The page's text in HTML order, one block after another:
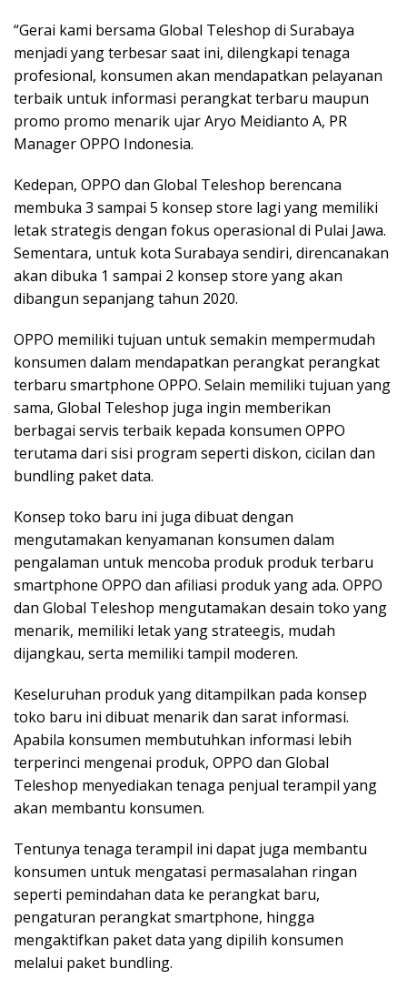
“Gerai kami bersama Global Teleshop di Surabaya
menjadi yang terbesar saat ini, dilengkapi tenaga
profesional, konsumen akan mendapatkan pelayanan
terbaik untuk informasi perangkat terbaru maupun
promo promo menarik ujar Aryo Meidianto A, PR
Manager OPPO Indonesia.
Kedepan, OPPO dan Global Teleshop berencana
membuka 3 sampai 5 konsep store lagi yang memiliki
letak strategis dengan fokus operasional di Pulai Jawa.
Sementara, untuk kota Surabaya sendiri, direncanakan
akan dibuka 1 sampai 2 konsep store yang akan
dibangun sepanjang tahun 2020.
OPPO memiliki tujuan untuk semakin mempermudah
konsumen dalam mendapatkan perangkat perangkat
terbaru smartphone OPPO. Selain memiliki tujuan yang
sama, Global Teleshop juga ingin memberikan
berbagai servis terbaik kepada konsumen OPPO
terutama dari sisi program seperti diskon, cicilan dan
bundling paket data.
Konsep toko baru ini juga dibuat dengan
mengutamakan kenyamanan konsumen dalam
pengalaman untuk mencoba produk produk terbaru
smartphone OPPO dan afiliasi produk yang ada. OPPO
dan Global Teleshop mengutamakan desain toko yang
menarik, memiliki letak yang strateegis, mudah
dijangkau, serta memiliki tampil moderen.
Keseluruhan produk yang ditampilkan pada konsep
toko baru ini dibuat menarik dan sarat informasi.
Apabila konsumen membutuhkan informasi lebih
terperinci mengenai produk, OPPO dan Global
Teleshop menyediakan tenaga penjual terampil yang
akan membantu konsumen.
Tentunya tenaga terampil ini dapat juga membantu
konsumen untuk mengatasi permasalahan ringan
seperti pemindahan data ke perangkat baru,
pengaturan perangkat smartphone, hingga
mengaktifkan paket data yang dipilih konsumen
melalui paket bundling.